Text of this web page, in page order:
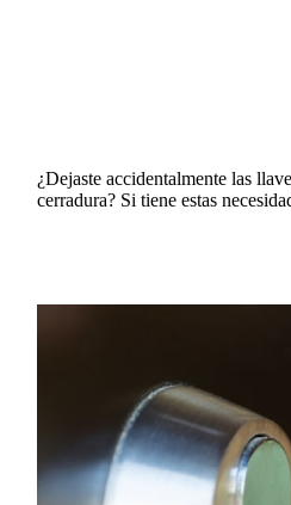
¿Dejaste accidentalmente las
cerradura? Si tiene estas